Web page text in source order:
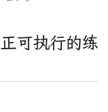
可执行的练